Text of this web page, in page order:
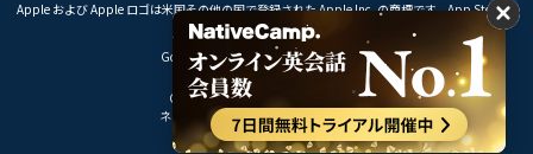
Apple および Apple ロゴは米国その他の国で登録された Apple Inc. の商標です。App Store は
Apple Inc. のサービスマークです。
Google Play は Google LLC の商標です。
Copyright © 2026 オンライン英会話
ネイティブキャンプ All Rights Reserved.